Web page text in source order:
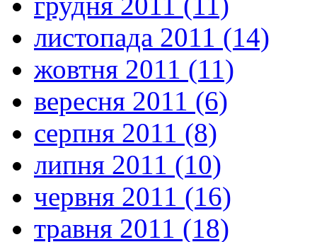
листопада 2011 (14)
жовтня 2011 (11)
вересня 2011 (6)
серпня 2011 (8)
липня 2011 (10)
червня 2011 (16)
травня 2011 (18)